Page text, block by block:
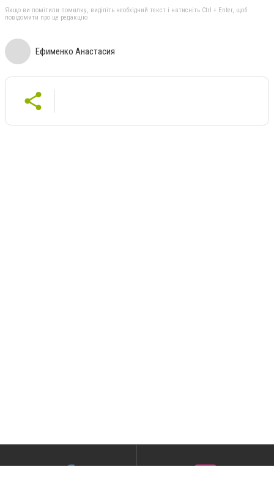
Якщо ви помітили помилку, виділіть необхідний текст і натисніть Ctrl + Enter, щоб
повідомити про це редакцію
Ефименко Анастасия